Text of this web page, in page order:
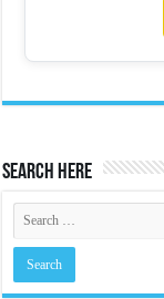
Search Here